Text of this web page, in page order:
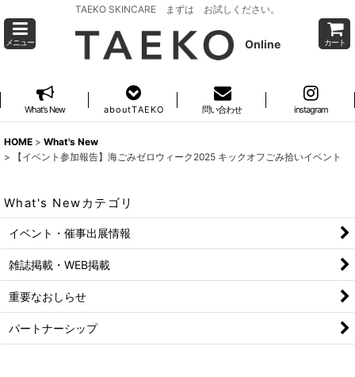
TAEKO SKINCARE まずは お試しください。
メニュー Online カート
What's New a b o u t T A E K O 問い合わせ instagram
HOME > What's New
>
【イベント参加報告】海ごみゼロウィーク2025 キックオフごみ拾いイベント
What's Newカテゴリ
イベント・催事出展情報
雑誌掲載・WEB掲載
重要なおしらせ
パートナーシップ